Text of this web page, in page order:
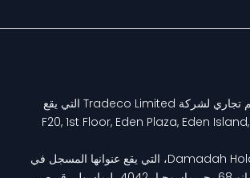
إن T4Trade هو اسم تجاري لشركة Tradeco Limited التي يقع
عنوانها المسجل في F20, 1st Floor, Eden Plaza, Eden Island,
تقوم Damadah Holding Limited، التي يقع عنوانها المسجل في